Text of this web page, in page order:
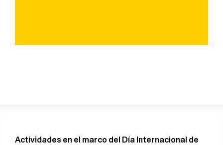
Actividades en el marco del Día Internacional de